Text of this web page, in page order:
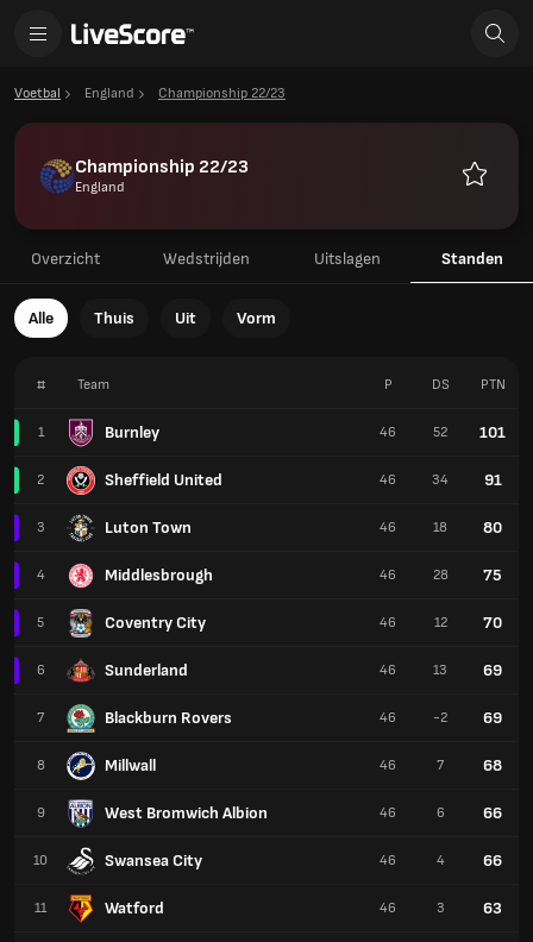
Voetbal England Championship 22/23
Championship 22/23
England
Overzicht Wedstrijden Uitslagen Standen
Alle Thuis Uit Vorm
# Team
1 Burnley
2 Sheffield United
3 Luton Town
4 Middlesbrough
5 Coventry City
6 Sunderland
7 Blackburn Rovers
8 Millwall
9 West Bromwich Albion
10 Swansea City
11 Watford
P DS PTN
46 52 101
46 34 91
46 18 80
46 28 75
46 12 70
46 13 69
46 -2 69
46 7 68
46 6 66
46 4 66
46 3 63